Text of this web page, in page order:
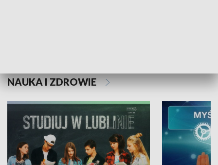
NAUKA I ZDROWIE